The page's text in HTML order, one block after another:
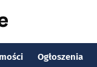
Ogłoszenia